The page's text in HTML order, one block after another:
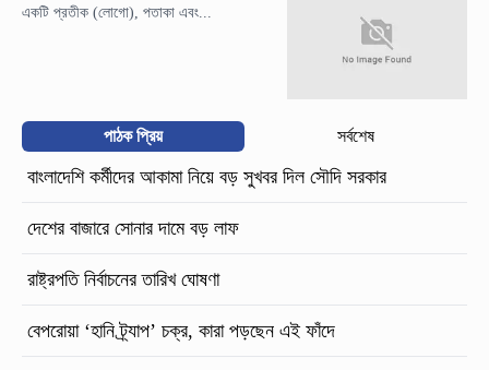
একটি প্রতীক (লোগো), পতাকা এবং...
পাঠক প্রিয় সর্বশেষ
বাংলাদেশি কর্মীদের আকামা নিয়ে বড় সুখবর দিল সৌদি সরকার
দেশের বাজারে সোনার দামে বড় লাফ
রাষ্ট্রপতি নির্বাচনের তারিখ ঘোষণা
বেপরোয়া ‘হানি ট্র্যাপ’ চক্র, কারা পড়ছেন এই ফাঁদে